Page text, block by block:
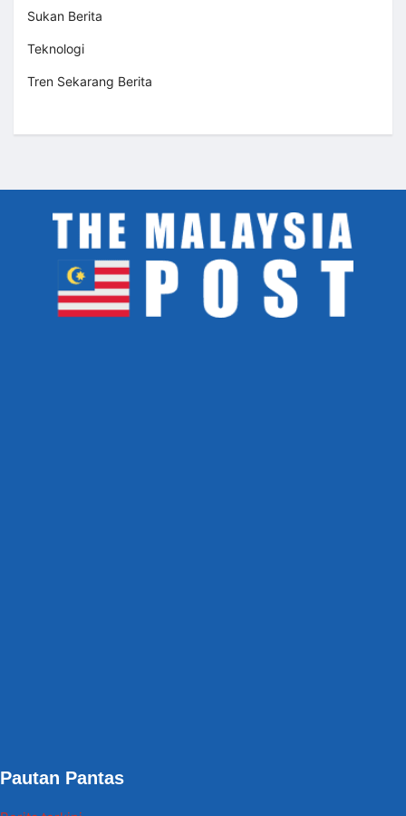
Sukan Berita
Teknologi
Tren Sekarang Berita
Pautan Pantas